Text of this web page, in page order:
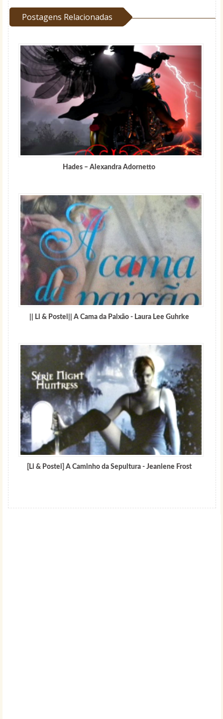
Postagens Relacionadas
Hades – Alexandra Adornetto
|| Li & Postei|| A Cama da Paixão - Laura Lee Guhrke
[Li & Postei] A Caminho da Sepultura - Jeaniene Frost